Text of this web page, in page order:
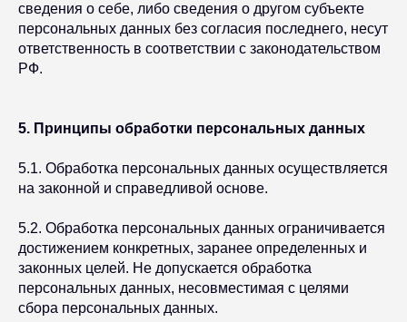
сведения о себе, либо сведения о другом субъекте
персональных данных без согласия последнего, несут
ответственность в соответствии с законодательством
РФ.
5. Принципы обработки персональных данных
5.1. Обработка персональных данных осуществляется
на законной и справедливой основе.
5.2. Обработка персональных данных ограничивается
достижением конкретных, заранее определенных и
законных целей. Не допускается обработка
персональных данных, несовместимая с целями
сбора персональных данных.